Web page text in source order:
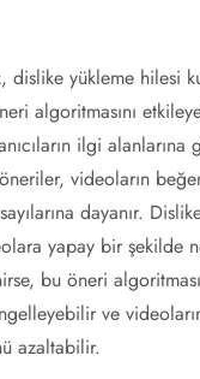
dislike yükleme hilesi
algoritmasını
ilgi alanlarına
videoların
dayanır.
yapay bir şekilde
bu öneri
ve
azaltabilir.